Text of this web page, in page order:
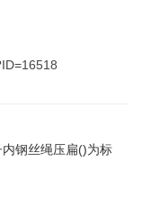
钢丝绳压扁()为标